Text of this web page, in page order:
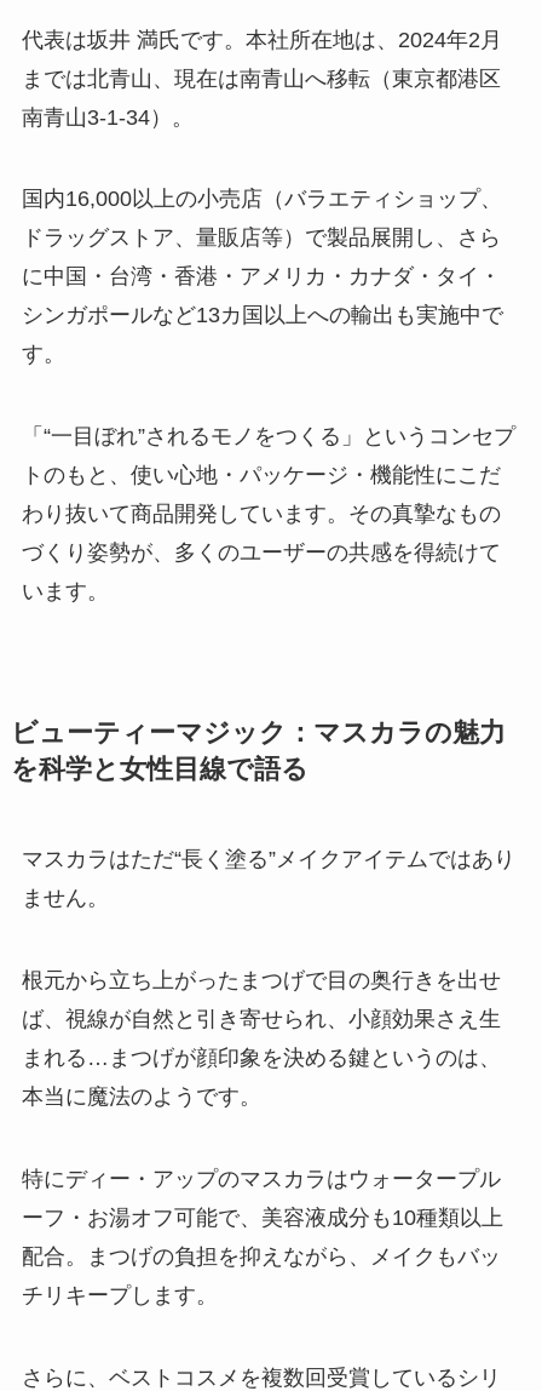
代表は坂井 満氏です。本社所在地は、2024年2月
までは北青山、現在は南青山へ移転（東京都港区
南青山3-1-34）。
国内16,000以上の小売店（バラエティショップ、
ドラッグストア、量販店等）で製品展開し、さら
に中国・台湾・香港・アメリカ・カナダ・タイ・
シンガポールなど13カ国以上への輸出も実施中で
す。
「“一目ぼれ”されるモノをつくる」というコンセプ
トのもと、使い心地・パッケージ・機能性にこだ
わり抜いて商品開発しています。その真摯なもの
づくり姿勢が、多くのユーザーの共感を得続けて
います。
ビューティーマジック：マスカラの魅力
を科学と女性目線で語る
マスカラはただ“長く塗る”メイクアイテムではあり
ません。
根元から立ち上がったまつげで目の奥行きを出せ
ば、視線が自然と引き寄せられ、小顔効果さえ生
まれる…まつげが顔印象を決める鍵というのは、
本当に魔法のようです。
特にディー・アップのマスカラはウォータープル
ーフ・お湯オフ可能で、美容液成分も10種類以上
配合。まつげの負担を抑えながら、メイクもバッ
チリキープします。
さらに、ベストコスメを複数回受賞しているシリ